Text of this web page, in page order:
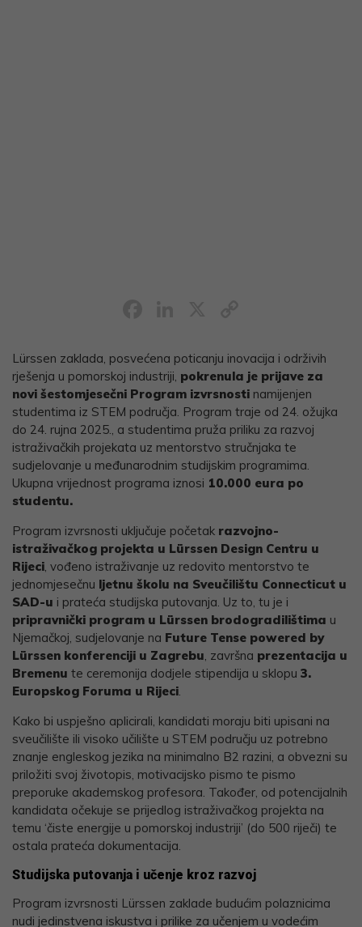
Lürssen zaklada, posvećena poticanju inovacija i održivih
rješenja u pomorskoj industriji, pokrenula je prijave za
novi šestomjesečni Program izvrsnosti namijenjen
studentima iz STEM područja. Program traje od 24. ožujka
do 24. rujna 2025., a studentima pruža priliku za razvoj
istraživačkih projekata uz mentorstvo stručnjaka te
sudjelovanje u međunarodnim studijskim programima.
Ukupna vrijednost programa iznosi 10.000 eura po
studentu.
Program izvrsnosti uključuje početak razvojno-
istraživačkog projekta u Lürssen Design Centru u
Rijeci, vođeno istraživanje uz redovito mentorstvo te
jednomjesečnu ljetnu školu na Sveučilištu Connecticut u
SAD-u i prateća studijska putovanja. Uz to, tu je i
pripravnički program u Lürssen brodogradilištima u
Njemačkoj, sudjelovanje na Future Tense powered by
Lürssen konferenciji u Zagrebu, završna prezentacija u
Bremenu te ceremonija dodjele stipendija u sklopu 3.
Europskog Foruma u Rijeci.
Kako bi uspješno aplicirali, kandidati moraju biti upisani na
sveučilište ili visoko učilište u STEM području uz potrebno
znanje engleskog jezika na minimalno B2 razini, a obvezni su
priložiti svoj životopis, motivacijsko pismo te pismo
preporuke akademskog profesora. Također, od potencijalnih
kandidata očekuje se prijedlog istraživačkog projekta na
temu ‘čiste energije u pomorskoj industriji’ (do 500 riječi) te
ostala prateća dokumentacija.
Studijska putovanja i učenje kroz razvoj
Program izvrsnosti Lürssen zaklade budućim polaznicima
nudi jedinstvena iskustva i prilike za učenjem u vodećim